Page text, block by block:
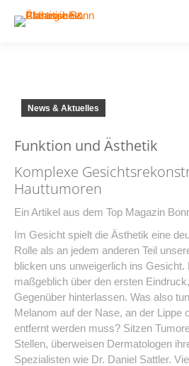
News & Aktuelles
Funktion und Ästhetik
Komplexe
Hauttumoren
Ein Artikel aus dem Top Magazin
Im Gesicht spielt die Ästhetik eine
Rolle als an jedem anderen Teil
blicken uns unweigerlich ins Gesicht.
maßgeblich über den ersten
Gegenüber hinterlassen. Was also
Melanom auf der Nase, an der Lippe
entfernt werden muss? Sitzen
Stellen, überweisen Dermatologen
Spezialisten wie Dr. Daniel Sattler.